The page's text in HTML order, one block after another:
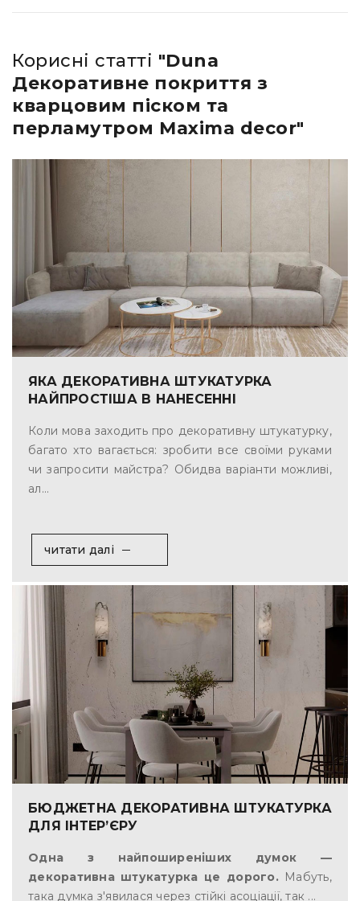
Корисні статті "Duna
Декоративне покриття з
кварцовим піском та
перламутром Maxima decor"
ЯКА ДЕКОРАТИВНА ШТУКАТУРКА
НАЙПРОСТІША В НАНЕСЕННІ
Коли мова заходить про декоративну штукатурку,
багато хто вагається: зробити все своїми руками
чи запросити майстра? Обидва варіанти можливі,
ал...
читати далі
БЮДЖЕТНА ДЕКОРАТИВНА ШТУКАТУРКА
ДЛЯ ІНТЕР’ЄРУ
Одна з найпоширеніших думок —
декоративна штукатурка це дорого. Мабуть,
така думка з'явилася через стійкі асоціації, так ...